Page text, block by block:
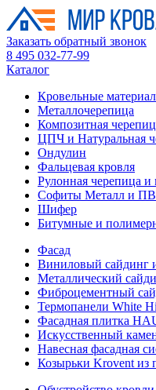
Заказать обратный звонок
8 495 032-77-99
Каталог
Кровельные
Металлочерепица
Композитная
ЦПЧ и Натуральная
Ондулин
Фальцевая кровля
Рулонная черепица и
Софиты Металл и
Шифер
Битумные и
Фасад
Виниловый сайдинг
Металлический
Фиброцементный
Термопанели White
Фасадная плитка
Искусственный
Навесная фасадная
Козырьки Krovent из